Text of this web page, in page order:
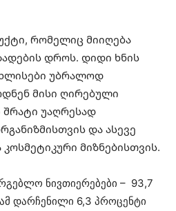
რომელიც მიიღება
დროს. დიდი ხნის
უბრალოდ
მისი ღირებული
შრატი უაღრესად
და ასევე
მიზნებისთვის.
ნივთიერებები – 93,7
დარჩენილი 6,3 პროცენტი